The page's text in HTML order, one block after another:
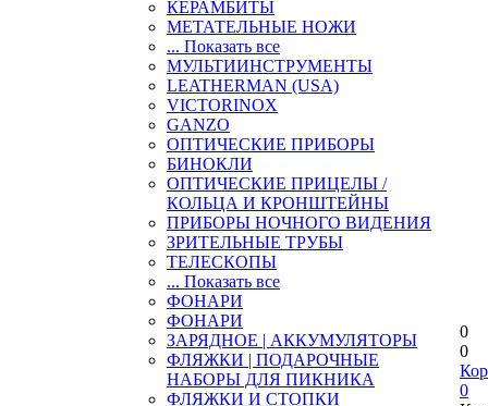
КЕРАМБИТЫ
МЕТАТЕЛЬНЫЕ НОЖИ
... Показать все
МУЛЬТИИНСТРУМЕНТЫ
LEATHERMAN (USA)
VICTORINOX
GANZO
ОПТИЧЕСКИЕ ПРИБОРЫ
БИНОКЛИ
ОПТИЧЕСКИЕ ПРИЦЕЛЫ /
КОЛЬЦА И КРОНШТЕЙНЫ
ПРИБОРЫ НОЧНОГО ВИДЕНИЯ
ЗРИТЕЛЬНЫЕ ТРУБЫ
ТЕЛЕСКОПЫ
... Показать все
ФОНАРИ
ФОНАРИ
ЗАРЯДНОЕ | АККУМУЛЯТОРЫ
ФЛЯЖКИ | ПОДАРОЧНЫЕ
НАБОРЫ ДЛЯ ПИКНИКА
ФЛЯЖКИ И СТОПКИ
0
0
0